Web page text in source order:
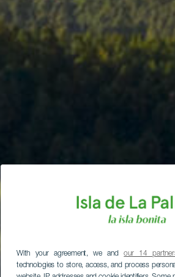
With your agreement, we andour 14
technologies to store, access, and process